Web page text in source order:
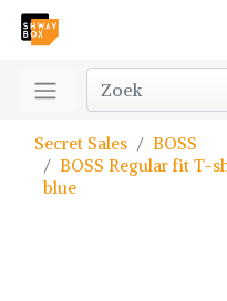
Secret Sales
BOSS
BOSS Regular fit T-
blue